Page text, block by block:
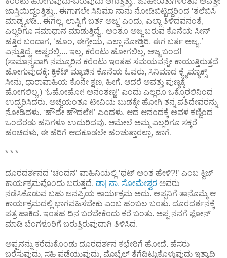
ಜಾಸ್ತಿಯಿದ್ದಂತ್ತಿತ್ತು.. ಈಗಾಗಲೇ ಸಿನಿಮಾ ನಾನು ನೋಡಿಬಿಟ್ಟಿದ್ದರಿಂದ ‘ತಲೆಬಿಸಿ
ಮಾಡ್ಕ್ಯಳಡಿ.. ಈಗಲ್ಲ, ಲಾಸ್ಟಿಗೆ ಬರ್ತ ಅಜ್ಜ’ ಎಂದು, ಎಲ್ಲಾ ತಿಳಿದವನಂತೆ,
ಎಲ್ಲರಿಗೂ ಸಮಾಧಾನ ಮಾಡುತ್ತಿದ್ದೆ.. ಅಂತೂ ಅಜ್ಜ ಬರುವ ಕೊನೆಯ ಸೀನ್
ಹತ್ತಿರ ಬಂದಾಗ, ‘ಹೂಂ, ಈಗ್ಲೇಯ, ಎಲ್ಲಾ ನೋಡ್ತಿರಿ, ಈಗ ಬರ್ತ ಅಜ್ಜ..’
ಎನ್ನುತ್ತಿದ್ದೆ, ಅಷ್ಟರಲ್ಲಿ.... ಇಲ್ಲ, ಕರೆಂಟು ಹೋಗಲಿಲ್ಲ, ಅಜ್ಜ ಬಂದ!
(ಸಾಮಾನ್ಯವಾಗಿ ನಮ್ಮೂರಿನ ಕರೆಂಟು ಇಂತಹ ಸಮಯವನ್ನೇ ಕಾಯುತ್ತಿರುತ್ತದೆ
ಹೋಗುವುದಕ್ಕೆ: ಕ್ರಿಕೆಟ್ ಮ್ಯಾಚಿನ ಕೊನೆಯ ಓವರು, ಸಿನಿಮಾದ ಕ್ಲೈಮ್ಯಾಕ್ಸ್
ಸೀನು, ಧಾರಾವಾಹಿಯ ಕೊನೇ ಕ್ಷಣ, ಹೀಗೆ. ಆದರೆ ಅವತ್ತು ಪುಣ್ಯಕ್ಕೆ
ಹೋಗಲಿಲ್ಲ.) ‘ಓಹೋಹೋ! ಅನಂತಣ್ಣ!’ ಎಂದು ಎಲ್ಲರೂ ಒಕ್ಕೊರಲಿನಿಂದ
ಉದ್ಘರಿಸಿದರು. ಅಜ್ಜಿಯಂತೂ ಟೀವಿಯ ಬುಡಕ್ಕೇ ಹೋಗಿ ತನ್ನ ಪತಿದೇವರನ್ನು
ನೋಡಿದಳು. ‘ಹೌದೇ ಹೌದಲೇ!’ ಎಂದಳು. ಆದ ಆನಂದಕ್ಕೆ ಅವಳ ಕಣ್ಣಿಂದ
ಒಂದೆರಡು ಹನಿಗಳೂ ಉದುರಿದವು. ಆಮೇಲೆ ಅಮ್ಮ ಎಲ್ಲರಿಗೂ ಸಕ್ಕರೆ
ಹಂಚಿದಳು, ಈ ಹೆರಿಗೆ ಆದಕೂಡಲೇ ಹಂಚುತ್ತಾರಲ್ಲಾ, ಹಾಗೆ.
* * *
ದೂರದರ್ಶನದ ‘ಚಂದನ’ ವಾಹಿನಿಯಲ್ಲಿ ‘ಥಟ್ ಅಂತ ಹೇಳಿ?!’ ಎಂಬ ಕ್ವಿಜ್
ಕಾರ್ಯಕ್ರಮವೊಂದು ಬರುತ್ತದೆ. ಡಾ| ನಾ. ಸೋಮೇಶ್ವರ ಅವರು
ನಡೆಸಿಕೊಡುವ ಬಹು ಜನಪ್ರಿಯ ಕಾರ್ಯಕ್ರಮ ಅದು. ಅಪ್ಪನಿಗೆ ತಾನೊಮ್ಮೆ ಆ
ಕಾರ್ಯಕ್ರಮದಲ್ಲಿ ಭಾಗವಹಿಸಬೇಕು ಎಂಬ ಹಂಬಲ ಬಂತು. ದೂರದರ್ಶನಕ್ಕೆ
ಪತ್ರ ಹಾಕಿದ. ಇಂತಹ ದಿನ ಬರಬೇಕೆಂದು ಕರೆ ಬಂತು. ಅಪ್ಪ ನನಗೆ ಫೋನ್
ಮಾಡಿ ಬೆಂಗಳೂರಿಗೆ ಬರುತ್ತಿರುವುದಾಗಿ ತಿಳಿಸಿದ.
ಅಪ್ಪನನ್ನು ಕರೆದುಕೊಂಡು ದೂರದರ್ಶನ ಕಛೇರಿಗೆ ಹೋದೆ. ಹೆಸರು
ಬರೆಸುವುದು, ಸಹಿ ಪಡೆಯುವುದು, ಮೊಬೈಲ್ ತೆಗೆದಿಟ್ಟುಕೊಳ್ಳುವುದು ಇತ್ಯಾದಿ